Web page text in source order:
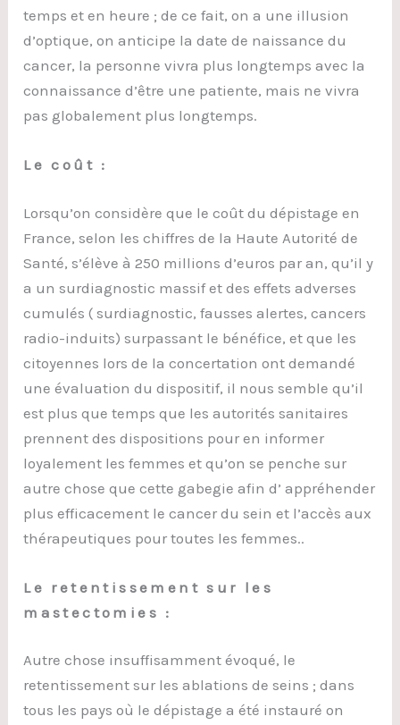
temps et en heure ; de ce fait, on a une illusion
d’optique, on anticipe la date de naissance du
cancer, la personne vivra plus longtemps avec la
connaissance d’être une patiente, mais ne vivra
pas globalement plus longtemps.
Le coût :
Lorsqu’on considère que le coût du dépistage en
France, selon les chiffres de la Haute Autorité de
Santé, s’élève à 250 millions d’euros par an, qu’il y
a un surdiagnostic massif et des effets adverses
cumulés ( surdiagnostic, fausses alertes, cancers
radio-induits) surpassant le bénéfice, et que les
citoyennes lors de la concertation ont demandé
une évaluation du dispositif, il nous semble qu’il
est plus que temps que les autorités sanitaires
prennent des dispositions pour en informer
loyalement les femmes et qu’on se penche sur
autre chose que cette gabegie afin d’ appréhender
plus efficacement le cancer du sein et l’accès aux
thérapeutiques pour toutes les femmes..
Le retentissement sur les
mastectomies :
Autre chose insuffisamment évoqué, le
retentissement sur les ablations de seins ; dans
tous les pays où le dépistage a été instauré on